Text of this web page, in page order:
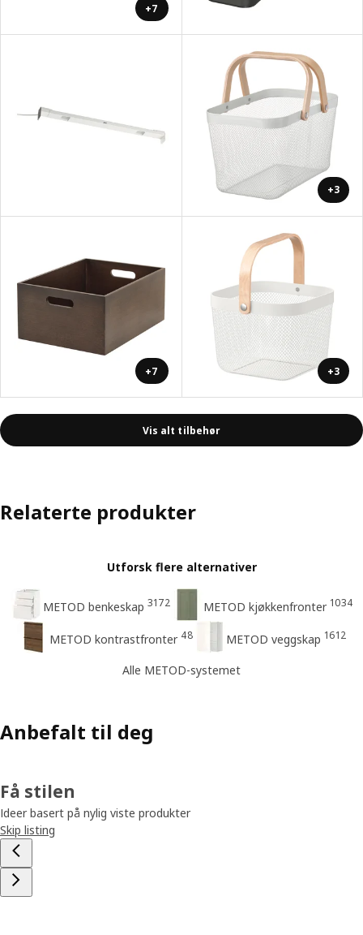
+7
+3
+7 +3
Vis alt tilbehør
Relaterte produkter
Utforsk flere alternativer
METOD benkeskap 3172 METOD kjøkkenfronter 1034
METOD kontrastfronter 48 METOD veggskap 1612
Alle METOD-systemet
Anbefalt til deg
Få stilen
Ideer basert på nylig viste produkter
Skip listing